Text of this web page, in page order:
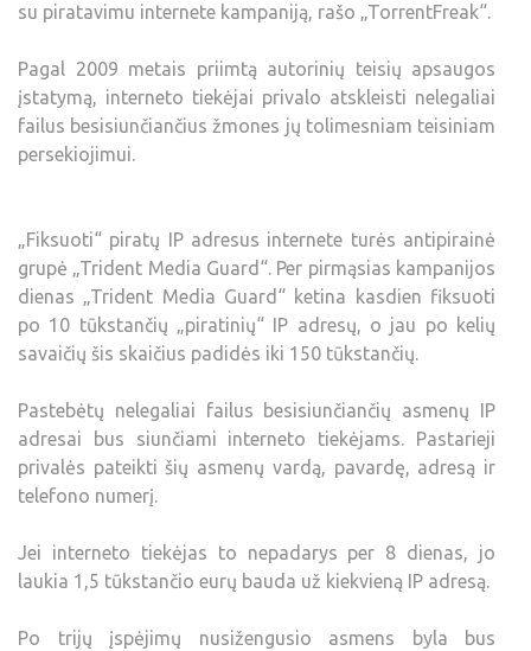
su piratavimu internete kampaniją, rašo „TorrentFreak“.
Pagal 2009 metais priimtą autorinių teisių apsaugos
įstatymą, interneto tiekėjai privalo atskleisti nelegaliai
failus besisiunčiančius žmones jų tolimesniam teisiniam
persekiojimui.
„Fiksuoti“ piratų IP adresus internete turės antipirainė
grupė „Trident Media Guard“. Per pirmąsias kampanijos
dienas „Trident Media Guard“ ketina kasdien fiksuoti
po 10 tūkstančių „piratinių“ IP adresų, o jau po kelių
savaičių šis skaičius padidės iki 150 tūkstančių.
Pastebėtų nelegaliai failus besisiunčiančių asmenų IP
adresai bus siunčiami interneto tiekėjams. Pastarieji
privalės pateikti šių asmenų vardą, pavardę, adresą ir
telefono numerį.
Jei interneto tiekėjas to nepadarys per 8 dienas, jo
laukia 1,5 tūkstančio eurų bauda už kiekvieną IP adresą.
Po trijų įspėjimų nusižengusio asmens byla bus